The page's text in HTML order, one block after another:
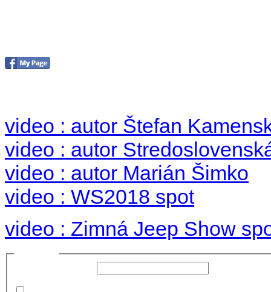
video : autor Štefan
video : autor
video : autor Marián Šimko
video : WS2018 spot
video : Zimná Jeep Show